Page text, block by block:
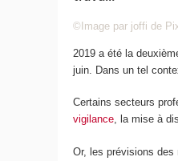
©Image par joffi de
2019 a été la
juin. Dans un tel
Certains secteurs
vigilance, la mise à
Or, les prévisions